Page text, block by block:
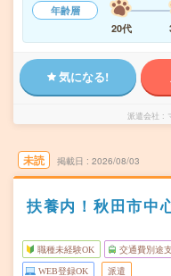
年齢層
20代
気になる!
派遣会社
未読 掲載日 2026/08/03
扶養内！秋田市中
職種未経験OK 交通費別途
WEB登録OK 派遣